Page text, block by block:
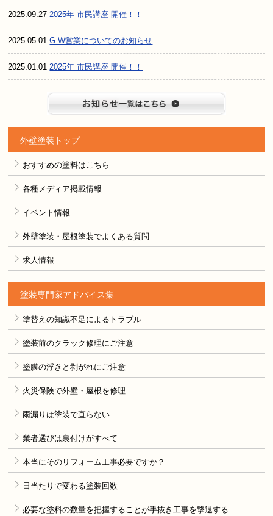
2025.09.27 2025年 市民講座 開催！！
2025.05.01G.W営業についてのお知らせ
2025.01.01 2025年 市民講座 開催！！
外壁塗装トップ
おすすめの塗料はこちら
各種メディア掲載情報
イベント情報
外壁塗装・屋根塗装でよくある質問
求人情報
塗装専門家アドバイス集
塗替えの知識不足によるトラブル
塗装前のクラック修理にご注意
塗膜の浮きと剥がれにご注意
火災保険で外壁・屋根を修理
雨漏りは塗装で直らない
業者選びは裏付けがすべて
本当にそのリフォーム工事必要ですか？
日当たりで変わる塗装回数
必要な塗料の数量を把握することが手抜き工事を撃退する